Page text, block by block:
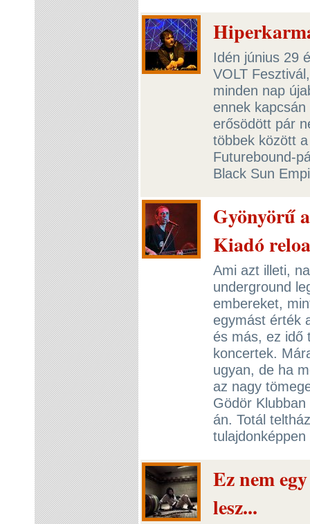
Idén június 29
VOLT
minden nap
ennek
erősödött pár
többek között
Futurebound-
Black Sun
Gyönyörű
Kiadó
Ami azt illeti,
underground
embereket,
egymást érték
és más, ez idő
koncertek.
ugyan, de ha
az nagy
Gödör
án. Totál
Ez nem
lesz...